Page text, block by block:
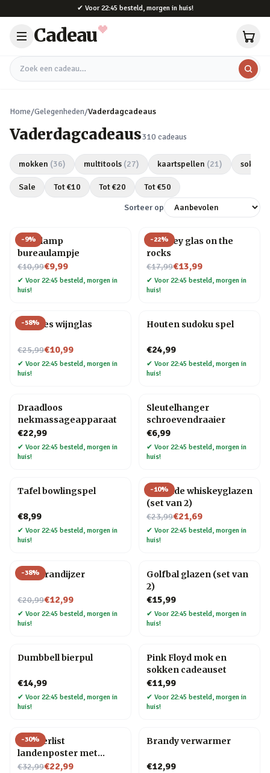
✔ Voor 22:45 besteld, morgen in huis!
Cadeau
Zoek een cadeau
Home/Gelegenheden/Vaderdagcadeaus
Vaderdagcadeaus310 cadeaus
mokken (36) multitools (27) kaartspellen (21) sokken
Sale Tot €10 Tot €20 Tot €50
Sorteer op
-9%
Gloeilamp
bureaulampje
€10,99
Nu voor€9,99
✔ Voor 22:45 besteld, morgen in
huis!
-22%
Whiskey glas on the
rocks
€17,99
Nu voor€13,99
✔ Voor 22:45 besteld, morgen in
huis!
-58%
Wijnfles wijnglas
€25,99
Nu voor€10,99
✔ Voor 22:45 besteld, morgen in
huis!
Houten sudoku spel
€24,99
✔ Voor 22:45 besteld, morgen in
huis!
Draadloos
nekmassageapparaat
€22,99
✔ Voor 22:45 besteld, morgen in
huis!
Sleutelhanger
schroevendraaier
€6,99
✔ Voor 22:45 besteld, morgen in
huis!
Tafel bowlingspel
€8,99
✔ Voor 22:45 besteld, morgen in
huis!
-10%
Rollende whiskeyglazen
(set van 2)
€23,99
Nu voor€21,69
✔ Voor 22:45 besteld, morgen in
huis!
-38%
BBQ brandijzer
€20,99
Nu voor€12,99
✔ Voor 22:45 besteld, morgen in
huis!
Golfbal glazen (set van
2)
€15,99
✔ Voor 22:45 besteld, morgen in
huis!
Dumbbell bierpul
€14,99
✔ Voor 22:45 besteld, morgen in
huis!
Pink Floyd mok en
sokken cadeauset
€11,99
✔ Voor 22:45 besteld, morgen in
huis!
-30%
Wanderlist
landenposter met
krasfolie
€32,99
Nu voor€22,99
Brandy verwarmer
€12,99